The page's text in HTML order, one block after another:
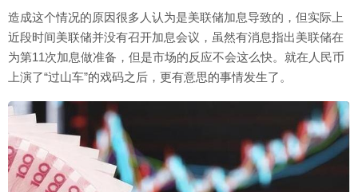
造成这个情况的原因很多人认为是美联储加息导致的，但实际上
近段时间美联储并没有召开加息会议，虽然有消息指出美联储在
为第11次加息做准备，但是市场的反应不会这么快。就在人民币
上演了“过山车”的戏码之后，更有意思的事情发生了。